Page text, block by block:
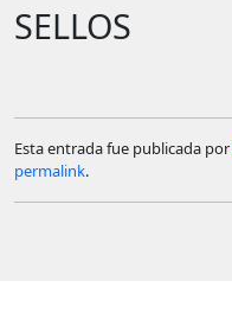
SELLOS
Esta entrada fue publicada por
permalink.